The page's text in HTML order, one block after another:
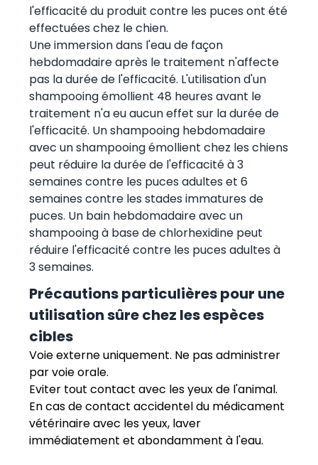
l'efficacité du produit contre les puces ont été
effectuées chez le chien.
Une immersion dans l'eau de façon
hebdomadaire après le traitement n'affecte
pas la durée de l'efficacité. L'utilisation d'un
shampooing émollient 48 heures avant le
traitement n'a eu aucun effet sur la durée de
l'efficacité. Un shampooing hebdomadaire
avec un shampooing émollient chez les chiens
peut réduire la durée de l'efficacité à 3
semaines contre les puces adultes et 6
semaines contre les stades immatures de
puces. Un bain hebdomadaire avec un
shampooing à base de chlorhexidine peut
réduire l'efficacité contre les puces adultes à
3 semaines.
Précautions particulières pour une
utilisation sûre chez les espèces
cibles
Voie externe uniquement. Ne pas administrer
par voie orale.
Eviter tout contact avec les yeux de l'animal.
En cas de contact accidentel du médicament
vétérinaire avec les yeux, laver
immédiatement et abondamment à l'eau.